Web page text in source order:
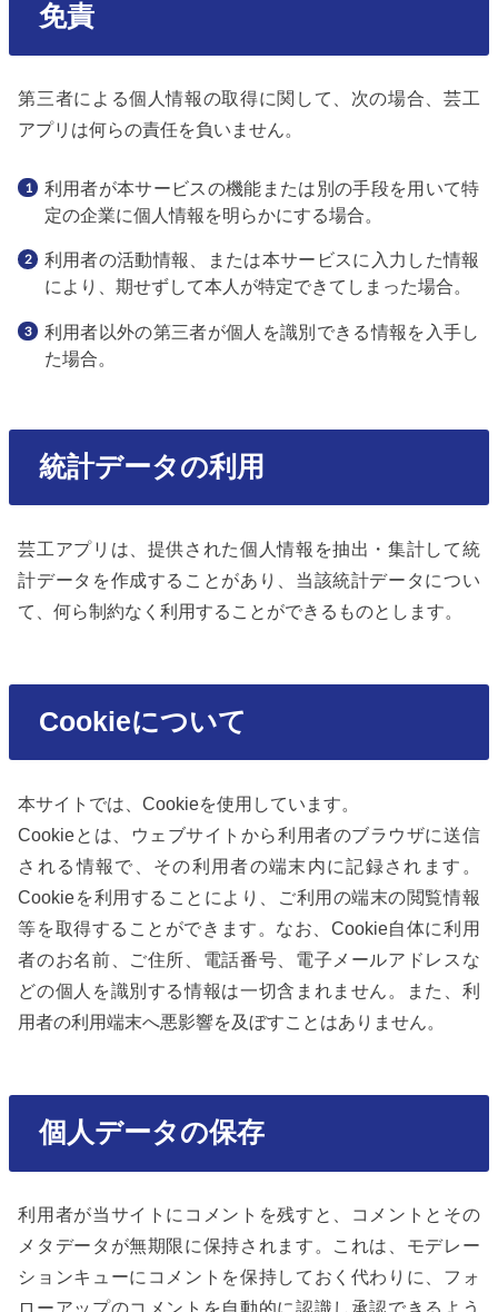
免責
第三者による個人情報の取得に関して、次の場合、芸工
アプリは何らの責任を負いません。
利用者が本サービスの機能または別の手段を用いて特
定の企業に個人情報を明らかにする場合。
利用者の活動情報、または本サービスに入力した情報
により、期せずして本人が特定できてしまった場合。
利用者以外の第三者が個人を識別できる情報を入手し
た場合。
統計データの利用
芸工アプリは、提供された個人情報を抽出・集計して統
計データを作成することがあり、当該統計データについ
て、何ら制約なく利用することができるものとします。
Cookieについて
本サイトでは、Cookieを使用しています。
Cookieとは、ウェブサイトから利用者のブラウザに送信
される情報で、その利用者の端末内に記録されます。
Cookieを利用することにより、ご利用の端末の閲覧情報
等を取得することができます。なお、Cookie自体に利用
者のお名前、ご住所、電話番号、電子メールアドレスな
どの個人を識別する情報は一切含まれません。また、利
用者の利用端末へ悪影響を及ぼすことはありません。
個人データの保存
利用者が当サイトにコメントを残すと、コメントとその
メタデータが無期限に保持されます。これは、モデレー
ションキューにコメントを保持しておく代わりに、フォ
ローアップのコメントを自動的に認識し承認できるよう